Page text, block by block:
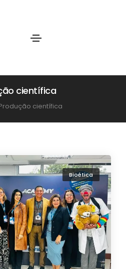
científica
científica
Bioética